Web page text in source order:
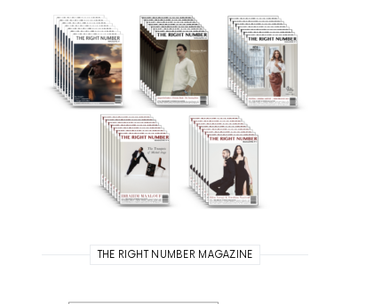
THE RIGHT NUMBER MAGAZINE